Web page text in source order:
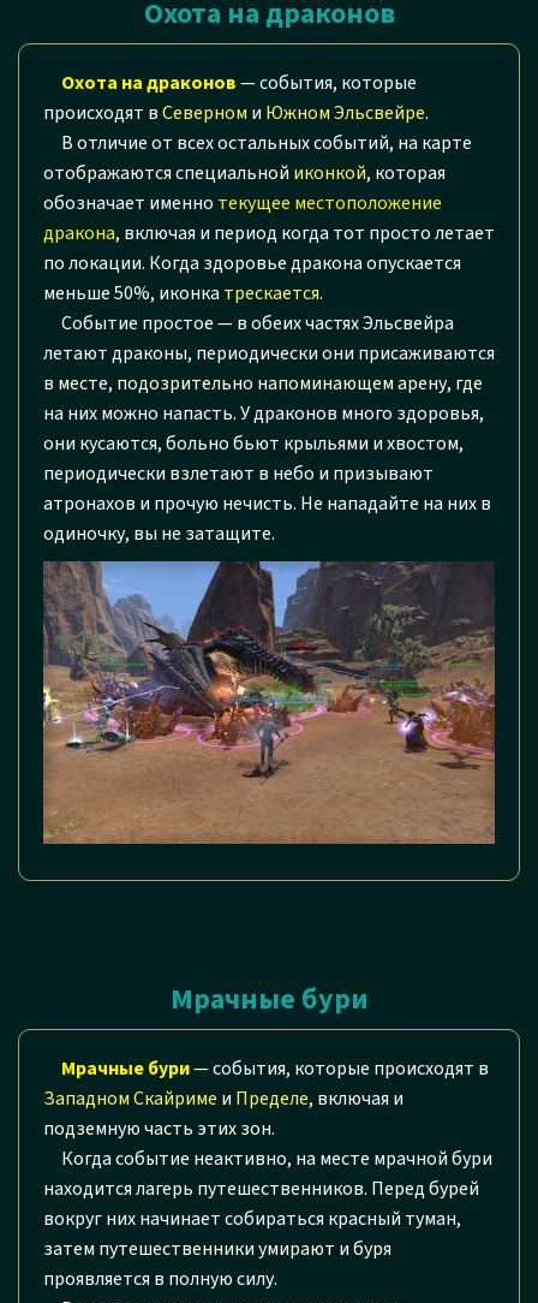
Охота на драконов
Охота на драконов— события, которые
происходят вСеверном и Южном Эльсвейре.
В отличие от всех остальных событий, на карте
отображаются специальной иконкой, которая
обозначает именно текущее местоположение
дракона, включая и период когда тот просто летает
по локации. Когда здоровье дракона опускается
меньше 50%, иконка трескается.
Событие простое — в обеих частях Эльсвейра
летают драконы, периодически они присаживаются
в месте, подозрительно напоминающем арену, где
на них можно напасть. У драконов много здоровья,
они кусаются, больно бьют крыльями и хвостом,
периодически взлетают в небо и призывают
атронахов и прочую нечисть. Не нападайте на них в
одиночку, вы не затащите.
Мрачные бури
Мрачные бури— события, которые происходят в
Западном Скайриме и Пределе, включая и
подземную часть этих зон.
Когда событие неактивно, на месте мрачной бури
находится лагерь путешественников. Перед бурей
вокруг них начинает собираться красный туман,
затем путешественники умирают и буря
проявляется в полную силу.